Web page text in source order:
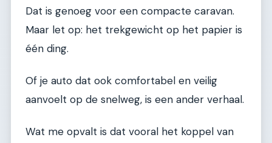
Dat is genoeg voor een compacte caravan.
Maar let op: het trekgewicht op het papier is
één ding.
Of je auto dat ook comfortabel en veilig
aanvoelt op de snelweg, is een ander verhaal.
Wat me opvalt is dat vooral het koppel van